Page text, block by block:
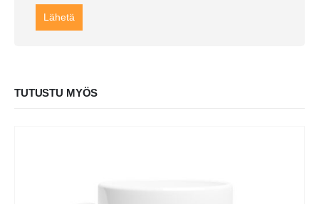
TUTUSTU MYÖS